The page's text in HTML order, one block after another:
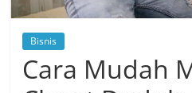
Bisnis
Cara Mudah